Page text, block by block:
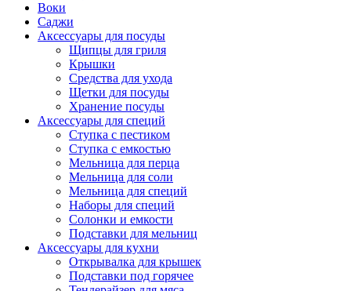
Bоки
Саджи
Аксессуары для посуды
Щипцы для гриля
Крышки
Средства для ухода
Щетки для посуды
Хранение посуды
Аксессуары для специй
Ступка с пестиком
Ступка с емкостью
Мельница для перца
Мельница для соли
Мельница для специй
Наборы для специй
Солонки и емкости
Подставки для мельниц
Аксессуары для кухни
Открывалка для крышек
Подставки под горячее